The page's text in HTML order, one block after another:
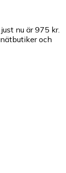
nu är 975 kr.
och